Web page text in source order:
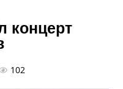
концерт
102